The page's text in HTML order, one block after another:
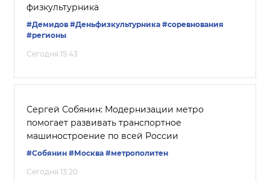
физкультурника
#Демидов #Деньфизкультурника #соревнования
#регионы
Сегодня 15:43
Сергей Собянин: Модернизации метро
помогает развивать транспортное
машиностроение по всей России
#Собянин #Москва #метрополитен
Сегодня 13:20